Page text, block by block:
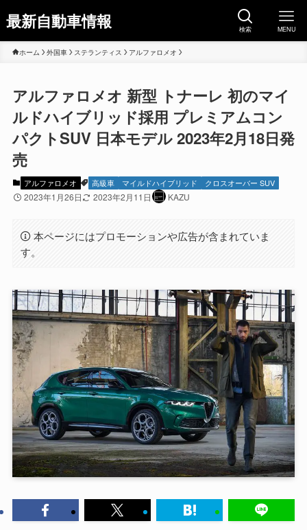
最新自動車情報 検索 MENU
ホーム 外国車 ステランティス アルファロメオ
アルファロメオ 新型 トナーレ 初のマイ
ルドハイブリッド採用 プレミアムコン
パクトSUV 日本モデル 2023年2月18日発
売
アルファロメオ 高級車 マイルドハイブリッド クロスオーバー SUV
2023年1月26日 2023年2月11日 KAZU
本ページにはプロモーションや広告が含まれていま
す。